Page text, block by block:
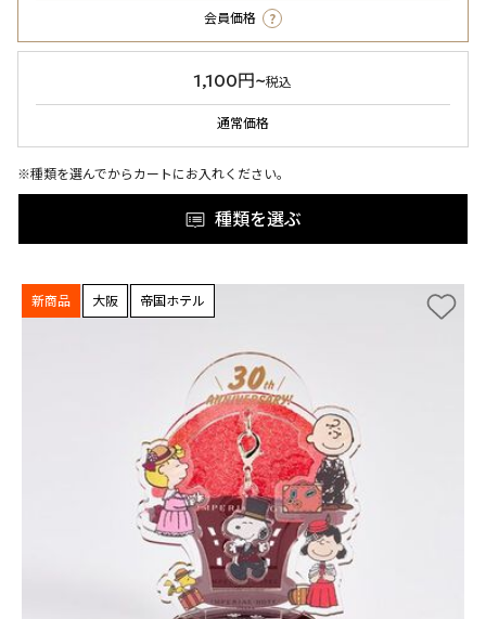
会員価格 ?
1,100円~税込
通常価格
※種類を選んでからカートにお入れください。
種類を選ぶ
新商品 大阪 帝国ホテル